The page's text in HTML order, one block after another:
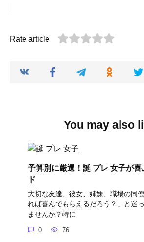
Rate article
You may also
予算別に厳選！誕 プレ 女子が喜
ド
大切な友達、彼女、姉妹、職場の
れば喜んでもらえるだろう？」と迷
ませんか？特に
0 76